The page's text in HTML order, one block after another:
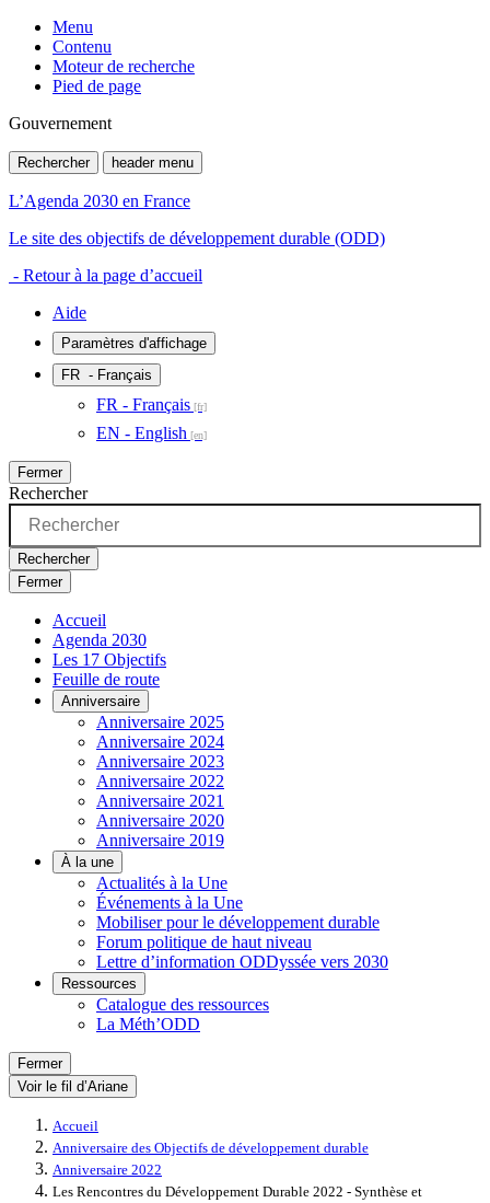
Menu
Contenu
Moteur de recherche
Pied de page
Gouvernement
Rechercher header menu
L’Agenda 2030 en France
Le site des objectifs de développement durable (ODD)
- Retour à la page d’accueil
Aide
Paramètres d'affichage
FR - Français
FR - Français
EN - English
Fermer
Rechercher
Rechercher
Fermer
Accueil
Agenda 2030
Les 17 Objectifs
Feuille de route
Anniversaire
Anniversaire 2025
Anniversaire 2024
Anniversaire 2023
Anniversaire 2022
Anniversaire 2021
Anniversaire 2020
Anniversaire 2019
À la une
Actualités à la Une
Événements à la Une
Mobiliser pour le développement durable
Forum politique de haut niveau
Lettre d’information ODDyssée vers 2030
Ressources
Catalogue des ressources
La Méth’ODD
Fermer
Voir le fil d’Ariane
Accueil
Anniversaire des Objectifs de développement durable
Anniversaire 2022
Les Rencontres du Développement Durable 2022 - Synthèse et